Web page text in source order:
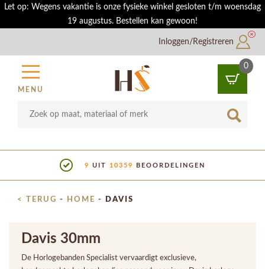
Let op: Wegens vakantie is onze fysieke winkel gesloten t/m woensdag
19 augustus. Bestellen kan gewoon!
Inloggen/Registreren
MENU
0
9 UIT10359BEOORDELINGEN
< TERUG - HOME - DAVIS
Davis 30mm
De Horlogebanden Specialist vervaardigt exclusieve,